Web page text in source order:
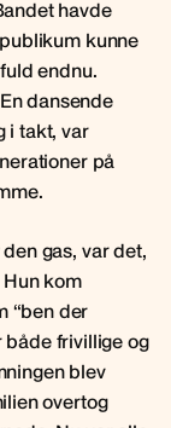
havde
kunne
endnu.
dansende
i takt, var
på
gas, var det,
kom
“ben der
både frivillige og
blev
overtog